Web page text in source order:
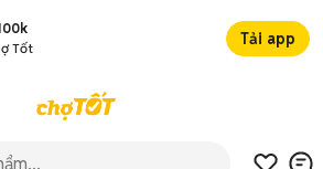
Tốt
Tải app